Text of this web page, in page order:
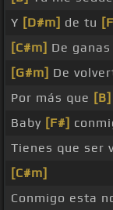
Y [D#m] de tu
[C#m] De
[G#m] De
Por más que [B]
Baby [F#]
Tienes que ser
[C#m]
Conmigo esta